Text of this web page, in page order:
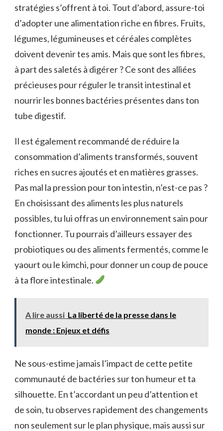
stratégies s’offrent à toi. Tout d’abord, assure-toi
d’adopter une alimentation riche en fibres. Fruits,
légumes, légumineuses et céréales complètes
doivent devenir tes amis. Mais que sont les fibres,
à part des saletés à digérer ? Ce sont des alliées
précieuses pour réguler le transit intestinal et
nourrir les bonnes bactéries présentes dans ton
tube digestif.
Il est également recommandé de réduire la
consommation d’aliments transformés, souvent
riches en sucres ajoutés et en matières grasses.
Pas mal la pression pour ton intestin, n’est-ce pas ?
En choisissant des aliments les plus naturels
possibles, tu lui offras un environnement sain pour
fonctionner. Tu pourrais d’ailleurs essayer des
probiotiques ou des aliments fermentés, comme le
yaourt ou le kimchi, pour donner un coup de pouce
à ta flore intestinale.
A lire aussi La liberté de la presse dans le
monde : Enjeux et défis
Ne sous-estime jamais l’impact de cette petite
communauté de bactéries sur ton humeur et ta
silhouette. En t’accordant un peu d’attention et
de soin, tu observes rapidement des changements
non seulement sur le plan physique, mais aussi sur